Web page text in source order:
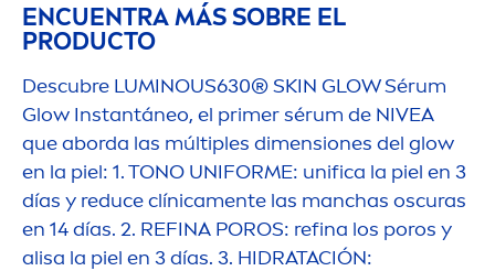
ENCUENTRA MÁS SOBRE EL
PRODUCTO
Descubre LUMINOUS630®SKIN GLOW Sérum
Glow Instantáneo, el primer sérum de NIVEA
que aborda las múltiples dimensiones del glow
en la piel: 1. TONO UNIFORME: unifica la piel en 3
días y reduce clínicamente las manchas oscuras
en 14 días. 2. REFINA POROS: refina los poros y
alisa la piel en 3 días. 3. HIDRATACIÓN: